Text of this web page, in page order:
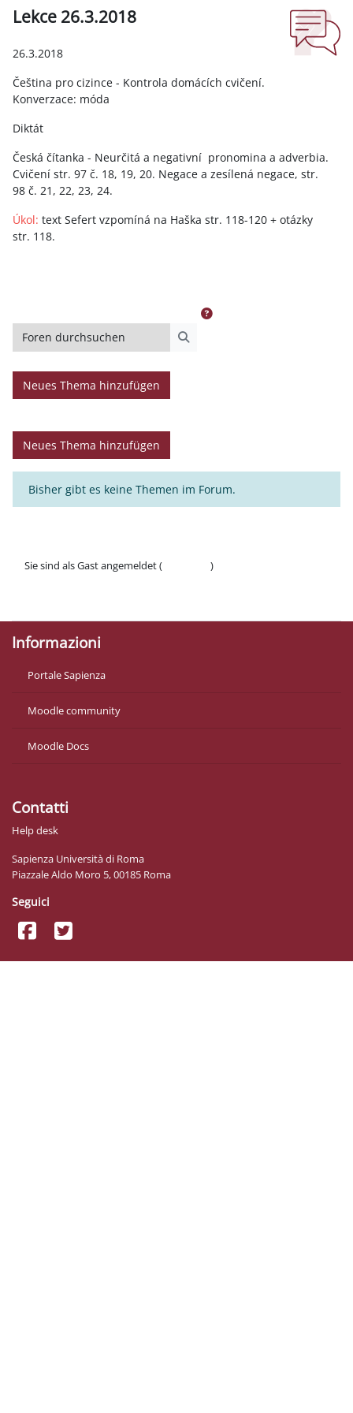
Lekce 26.3.2018
26.3.2018
Čeština pro cizince - Kontrola domácích cvičení.
Konverzace: móda
Diktát
Česká čítanka - Neurčitá a negativní pronomina a adverbia.
Cvičení str. 97 č. 18, 19, 20. Negace a zesílená negace, str.
98 č. 21, 22, 23, 24.
Úkol: text Sefert vzpomíná na Haška str. 118-120 + otázky
str. 118.
Foren durchsuchen
Neues Thema hinzufügen
Neues Thema hinzufügen
Bisher gibt es keine Themen im Forum.
Sie sind als Gast angemeldet (
)
Informazioni
Portale Sapienza
Moodle community
Moodle Docs
Contatti
Help desk
Sapienza Università di Roma
Piazzale Aldo Moro 5, 00185 Roma
Seguici